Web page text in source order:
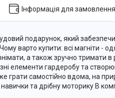
Інформація для замовлення
подарунок, який
варто купити: всі магніти -
а також зручно тримати
елементи гардеробу та
грати самостійно вдома, на
та дрібну моторику В